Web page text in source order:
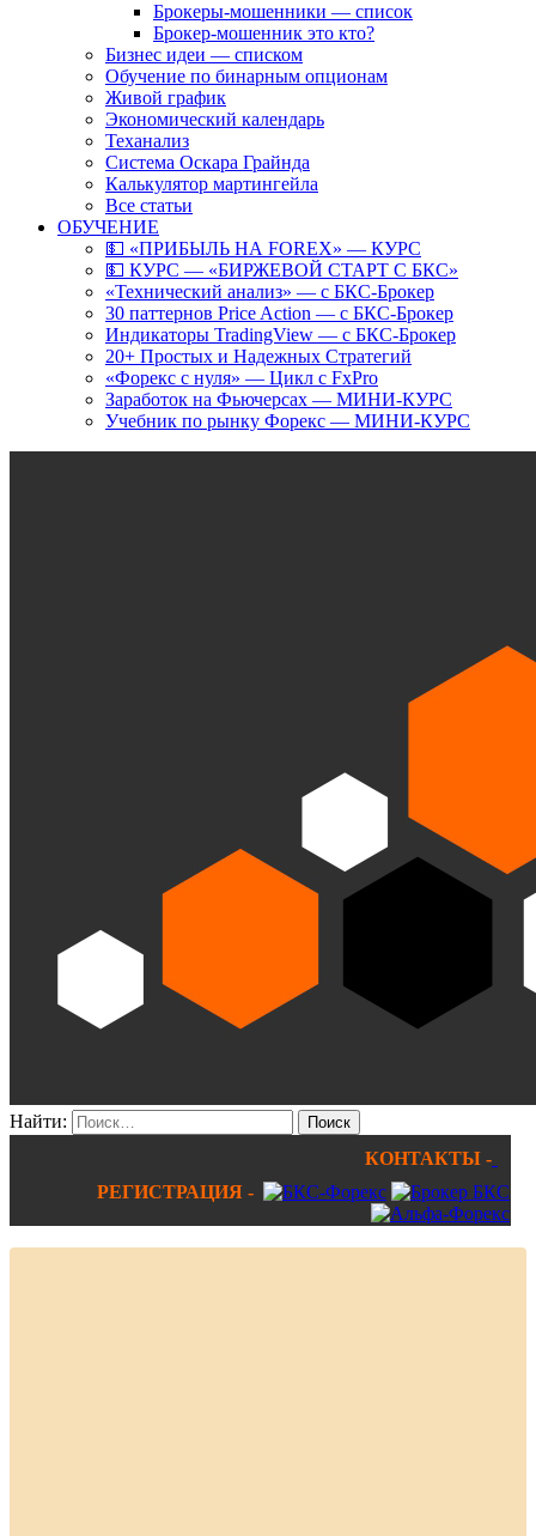
Брокеры-мошенники — список
Брокер-мошенник это кто?
Бизнес идеи — списком
Обучение по бинарным опционам
Живой график
Экономический календарь
Теханализ
Система Оскара Грайнда
Калькулятор мартингейла
Все статьи
ОБУЧЕНИЕ
💵 «ПРИБЫЛЬ НА FOREX» — КУРС
💵 КУРС — «БИРЖЕВОЙ СТАРТ С БКС»
«Технический анализ» — с БКС-Брокер
30 паттернов Price Action — с БКС-Брокер
Индикаторы TradingView — с БКС-Брокер
20+ Простых и Надежных Стратегий
«Форекс с нуля» — Цикл с FxPro
Заработок на Фьючерсах — МИНИ-КУРС
Учебник по рынку Форекс — МИНИ-КУРС
Найти:
КОНТАКТЫ -
РЕГИСТРАЦИЯ -